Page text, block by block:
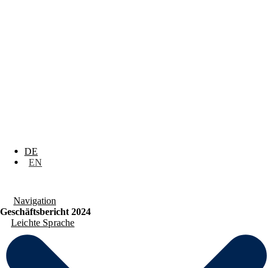
DE
EN
Navigation
Geschäftsbericht 2024
Leichte Sprache